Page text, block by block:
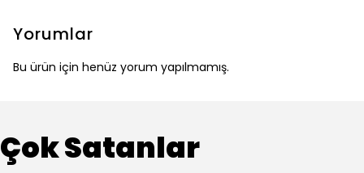
Yorumlar
Bu ürün için henüz yorum yapılmamış.
Çok Satanlar